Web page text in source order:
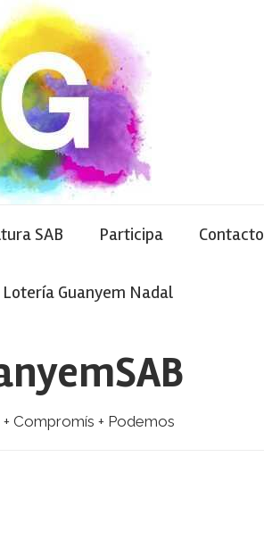
SAB Participa Contacto
Lotería Guanyem Nadal
Compromís + Podemos